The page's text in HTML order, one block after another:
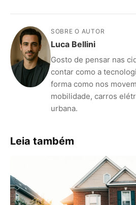
SOBRE O AUTOR
Luca Bellini
Gosto de pensar nas
contar como a
forma como nos
mobilidade, carros
urbana.
Leia também